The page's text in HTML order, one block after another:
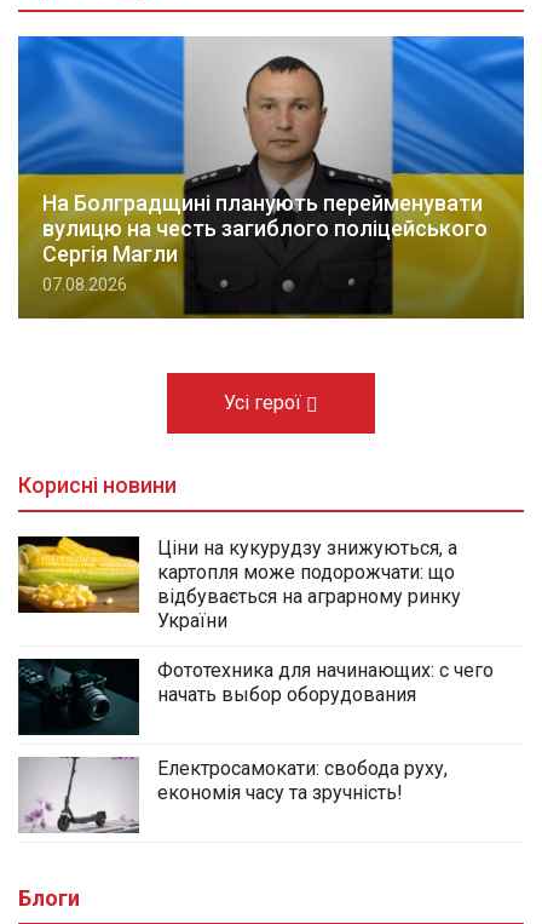
На Болградщині планують перейменувати
вулицю на честь загиблого поліцейського
Сергія Магли
07.08.2026
Усі герої
Корисні новини
Ціни на кукурудзу знижуються, а
картопля може подорожчати: що
відбувається на аграрному ринку
України
Фототехника для начинающих: с чего
начать выбор оборудования
Електросамокати: свобода руху,
економія часу та зручність!
Блоги